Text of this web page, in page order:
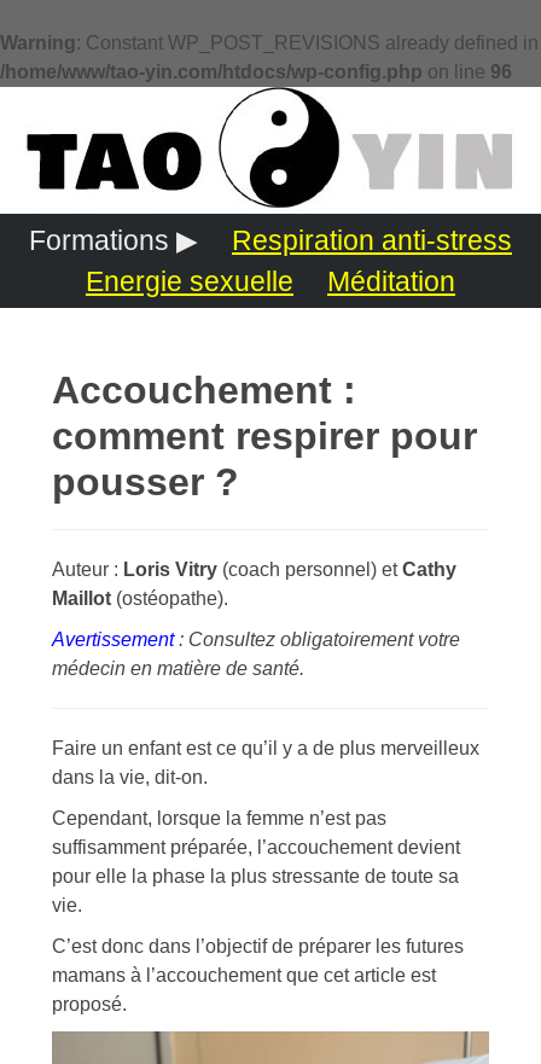
Warning: Constant WP_POST_REVISIONS already defined in
/home/www/tao-yin.com/htdocs/wp-config.php on line 96
Formations ▶
Respiration anti-stress
Energie sexuelle
Méditation
Accouchement :
comment respirer pour
pousser ?
Auteur : Loris Vitry (coach personnel) etCathy
Maillot (ostéopathe).
Avertissement: Consultez obligatoirement votre
médecin en matière de santé.
Faire un enfant est ce qu’il y a de plus merveilleux
dans la vie, dit-on.
Cependant, lorsque la femme n’est pas
suffisamment préparée, l’accouchement devient
pour elle la phase la plus stressante de toute sa
vie.
C’est donc dans l’objectif de préparer les futures
mamans à l’accouchement que cet article est
proposé.